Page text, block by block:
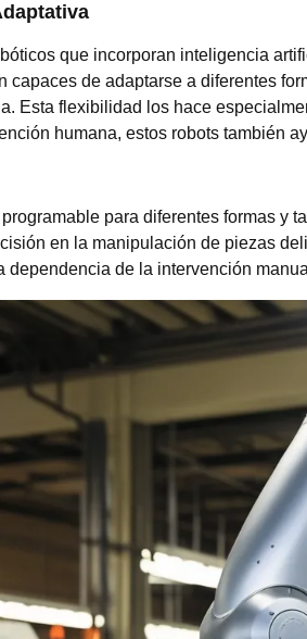
que incorporan inteligencia
capaces de adaptarse a diferentes
Esta flexibilidad los hace
humana, estos robots también
para diferentes formas y
en la manipulación de piezas
dependencia de la intervención